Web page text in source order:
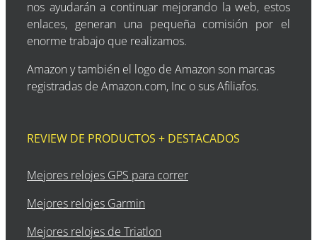
nos ayudarán a continuar mejorando la web, estos
enlaces, generan una pequeña comisión por el
enorme trabajo que realizamos.
Amazon y también el logo de Amazon son marcas
registradas de Amazon.com, Inc o sus Afiliafos.
REVIEW DE PRODUCTOS + DESTACADOS
Mejores relojes GPS para correr
Mejores relojes Garmin
Mejores relojes de Triatlon